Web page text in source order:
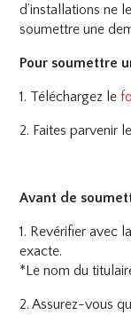
d’installations ne
soumettre une
Pour soumettre
1. Téléchargez le
2. Faites parvenir
Avant de
1. Revérifier avec
exacte.
*Le nom du
2. Assurez-vous